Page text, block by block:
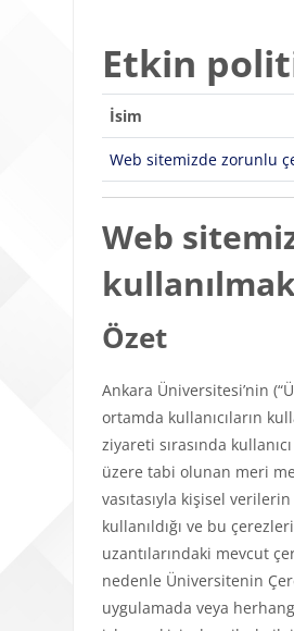
Etkin
İsim
Web sitemizde zorunlu
Web
Özet
Ankara Üniversitesi’nin
ortamda kullanıcıların
ziyareti sırasında
üzere tabi olunan meri
vasıtasıyla kişisel
kullanıldığı ve bu
uzantılarındaki mevcut
nedenle Üniversitenin
uygulamada veya